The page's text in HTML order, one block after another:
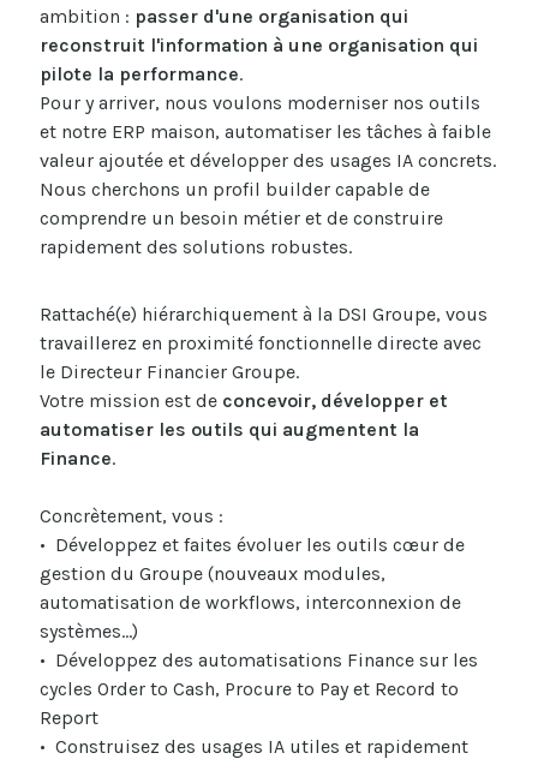
ambition : passer d'une organisation qui
reconstruit l'information à une organisation qui
pilote la performance.
Pour y arriver, nous voulons moderniser nos outils
et notre ERP maison, automatiser les tâches à faible
valeur ajoutée et développer des usages IA concrets.
Nous cherchons un profil builder capable de
comprendre un besoin métier et de construire
rapidement des solutions robustes.
Rattaché(e) hiérarchiquement à la DSI Groupe, vous
travaillerez en proximité fonctionnelle directe avec
le Directeur Financier Groupe.
Votre mission est de concevoir, développer et
automatiser les outils qui augmentent la
Finance.
Concrètement, vous :
• Développez et faites évoluer les outils cœur de
gestion du Groupe (nouveaux modules,
automatisation de workflows, interconnexion de
systèmes…)
• Développez des automatisations Finance sur les
cycles Order to Cash, Procure to Pay et Record to
Report
• Construisez des usages IA utiles et rapidement